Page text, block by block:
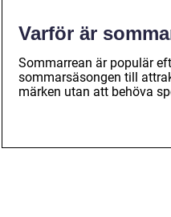
Varför är
Sommarrean är populär
sommarsäsongen till
märken utan att behöva